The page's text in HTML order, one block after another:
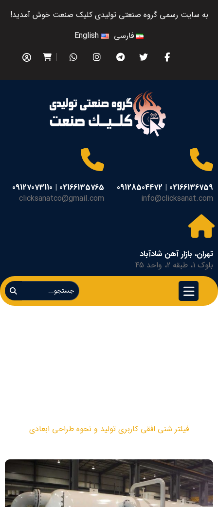
به سایت رسمی گروه صنعتی تولیدی کلیک صنعت خوش آمدید!
فارسی
English
02166136759 | 09128504472
info@clicksanat.com
02166135765 | 09127073110
clicksanatco@gmail.com
تهران، بازار آهن شادآباد
بلوک 1، طبقه 2، واحد 45
فیلتر شنی افقی
فیلتر شنی افقی کاربری تولید و نحوه طراحی ابعادی